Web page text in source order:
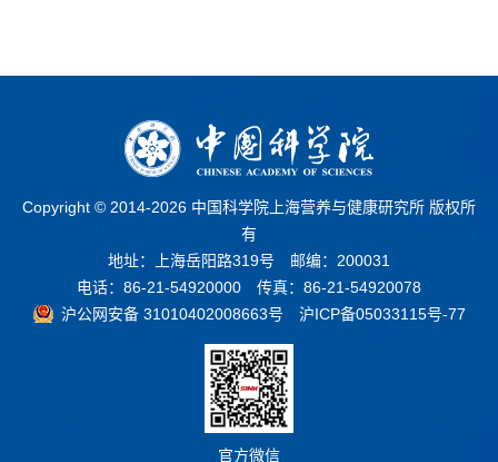
Copyright © 2014-2026 中国科学院上海营养与健康研究所 版权所
有
地址：上海岳阳路319号 邮编：200031
电话：86-21-54920000 传真：86-21-54920078
沪公网安备 31010402008663号
沪ICP备05033115号-77
官方微信